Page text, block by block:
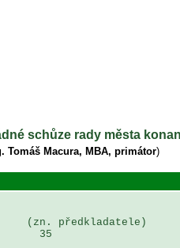
schůze rady města
Tomáš Macura, MBA, primátor)
předkladatele)
35